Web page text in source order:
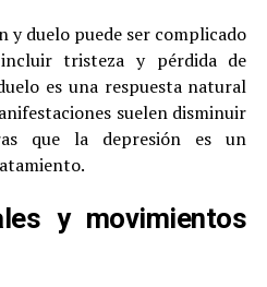
duelo puede ser complicado
tristeza y pérdida de
es una respuesta natural
suelen disminuir
que la depresión es un
y movimientos